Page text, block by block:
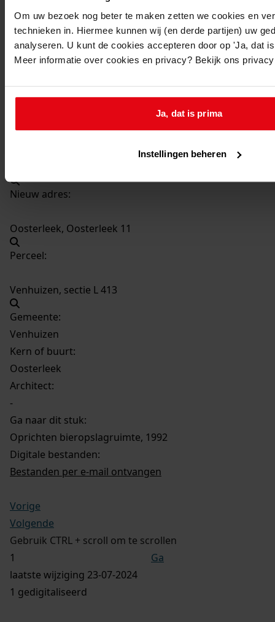
Om uw bezoek nog beter te maken zetten we cookies en
technieken in. Hiermee kunnen wij (en derde partijen) uw
analyseren. U kunt de cookies accepteren door op 'Ja, dat
Meer informatie over cookies en privacy? Bekijk ons
Ja, dat is prima
Instellingen beheren
3949 Oprichten bieropslagruimte, 1992
Datering:
1992
Beschrijving:
Datum vergunning:
Adres:
Nieuw adres:
Oosterleek, Oosterleek 11
Perceel:
Venhuizen, sectie L 413
Gemeente:
Venhuizen
Kern of buurt:
Oosterleek
Architect:
-
Ga naar dit stuk:
Oprichten bieropslagruimte, 1992
Digitale bestanden:
Bestanden per e-mail ontvangen
Vorige
Volgende
Gebruik CTRL + scroll om te scrollen
Ga
laatste wijziging 23-07-2024
1 gedigitaliseerd